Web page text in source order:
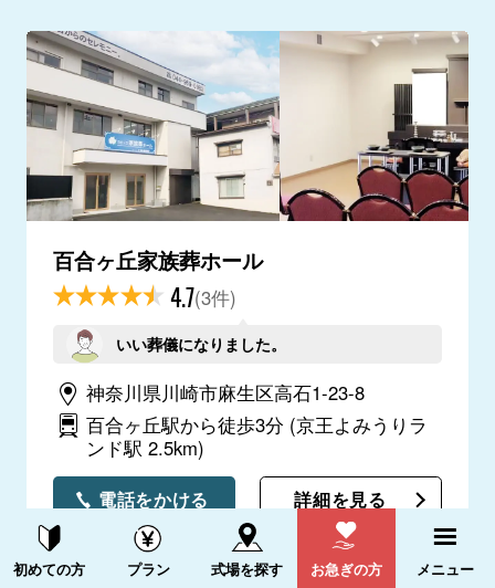
百合ヶ丘家族葬ホール
4.7(3件)
いい葬儀になりました。
神奈川県川崎市麻生区高石1-23-8
百合ヶ丘駅から徒歩3分 (京王よみうりラ
ンド駅 2.5km)
電話をかける 詳細を見る
資料請求する 電話をかける
初めての方 プラン 式場を探す お急ぎの方 メニュー